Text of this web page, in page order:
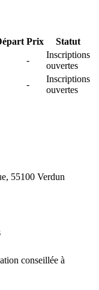
Prix
Statut
-
Inscriptions
ouvertes
-
Inscriptions
ouvertes
55100 Verdun
conseillée à